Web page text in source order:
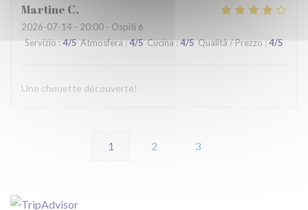
Martine C
2026-07-14 - 20:00 - Ospiti 6
Servizio:4/5 Atmosfera:4/5 Cucina:4/5 Qualità / Prezzo : 4/5
Une chouette découverte!
1 2 3